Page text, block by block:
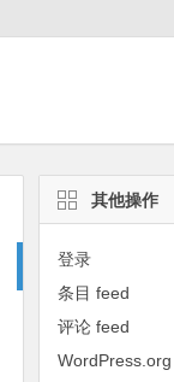
其他操作
登录
条目 feed
评论 feed
WordPress.org